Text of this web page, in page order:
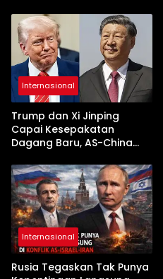
Internasional
Trump dan Xi Jinping
Capai Kesepakatan
Dagang Baru, AS-China
Jelang Kunjungan Beijing
Internasional
Rusia Tegaskan Tak Punya